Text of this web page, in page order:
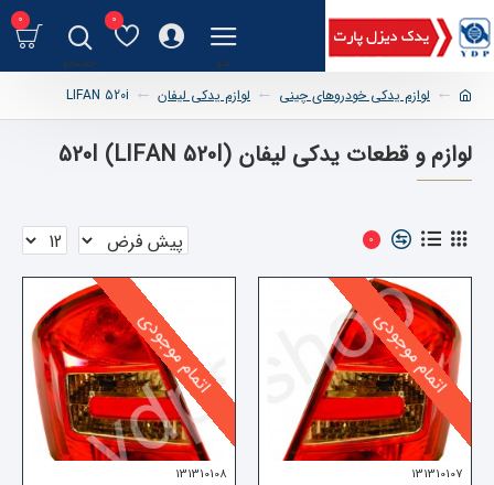
0
0
لوازم یدکی خودروهای چینی لوازم یدکی لیفان LIFAN 520i
لوازم و قطعات یدکی لیفان 520I (LIFAN 520I)
0
اتمام موجودی
131310107
اتمام موجودی
131310108